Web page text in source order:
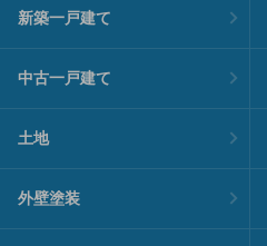
新築一戸建て
中古一戸建て
土地
外壁塗装